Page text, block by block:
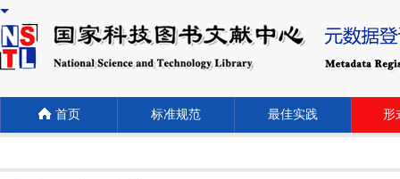
首页 标准规范 最佳实践 形